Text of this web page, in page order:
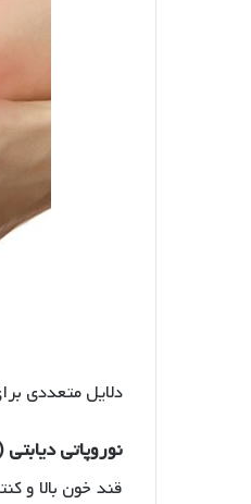
دلایل متعددی
نوروپاتی
قند خون بالا و